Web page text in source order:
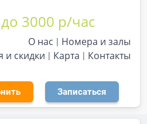
3000 р/час
О нас
Номера и залы
и скидки
Карта Контакты
Записаться